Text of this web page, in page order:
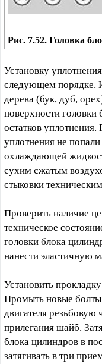
Рис. 7.52. Головка
Установку
следующем порядке.
дерева (бук, дуб,
поверхности головки
остатков
уплотнения не
охлаждающей
сухим сжатым
стыковки
Проверить наличие
техническое
головки блока
нанести эластичную
Установить
Промыть новые болты
двигателя резьбовую
прилегания шайб.
блока цилиндров в
затягивать в три